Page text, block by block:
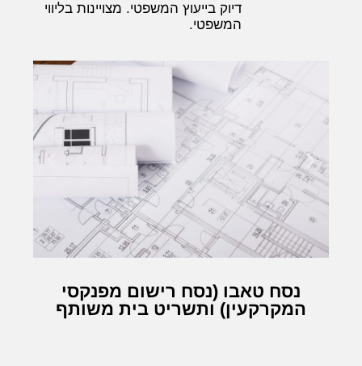
דיוק בייעוץ המשפטי. מצויינות בליווי
המשפטי.
נסח טאבו (נסח רישום מפנקסי
המקרקעין) ותשריט בית משותף